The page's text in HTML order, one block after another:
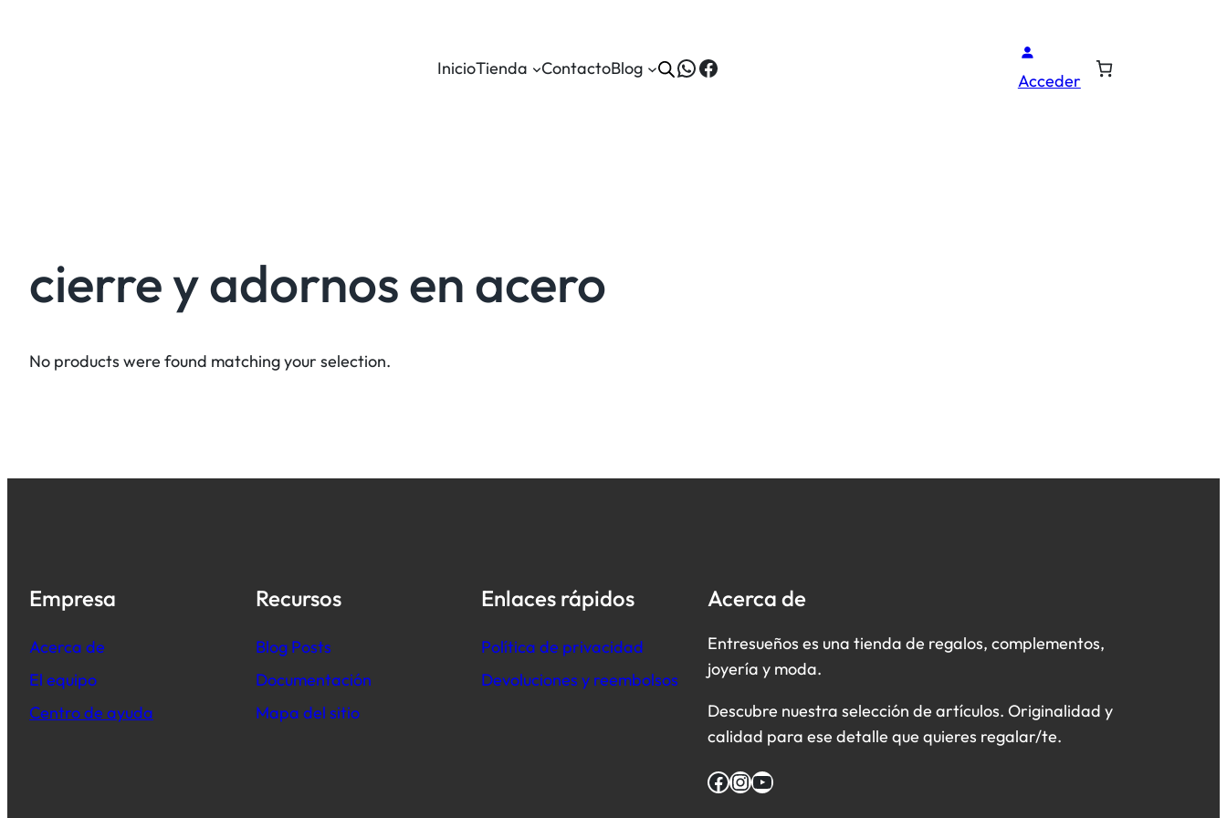
InicioTienda ContactoBlog WhatsApp
Facebook Acceder
cierre y adornos en acero
No products were found matching your selection.
Empresa
Acerca de
El equipo
Centro de ayuda
Recursos
Blog Posts
Documentación
Mapa del sitio
Enlaces rápidos
Política de privacidad
Devoluciones y reembolsos
Acerca de
Entresueños es una tienda de regalos, complementos,
joyería y moda.
Descubre nuestra selección de artículos. Originalidad y
calidad para ese detalle que quieres regalar/te.
Facebook InstagramYouTube